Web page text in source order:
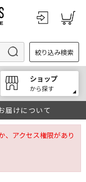
絞り込み検索
ショップ
から探す
届けについて
、アクセス権限があり